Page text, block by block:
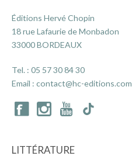
Éditions Hervé Chopin
18 rue Lafaurie de Monbadon
33000 BORDEAUX
Tel. : 05 57 30 84 30
Email : contact@hc-editions.com
LITTÉRATURE